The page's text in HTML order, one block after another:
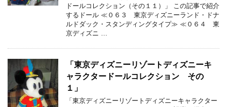
ドールコレクション（その１１）」 この記事で紹介
するドール ≪０６３ 東京ディズニーランド・ドナ
ルドダック・スタンディングタイプ≫ ≪０６４ 東
京ディズニ …
「東京ディズニーリゾートディズニーキ
ャラクタードールコレクション その
１」
「東京ディズニーリゾートディズニーキャラクター